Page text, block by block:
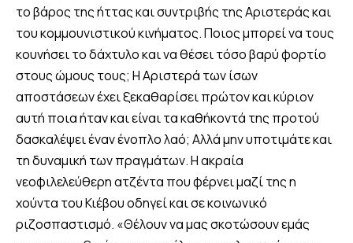
το βάρος της ήττας και συντριβής της Αριστεράς και
του κομμουνιστικού κινήματος. Ποιος μπορεί να τους
κουνήσει το δάχτυλο και να θέσει τόσο βαρύ φορτίο
στους ώμους τους; Η Αριστερά των ίσων
αποστάσεων έχει ξεκαθαρίσει πρώτον και κύριον
αυτή ποια ήταν και είναι τα καθήκοντά της προτού
δασκαλέψει έναν ένοπλο λαό; Αλλά μην υποτιμάτε και
τη δυναμική των πραγμάτων. Η ακραία
νεοφιλελεύθερη ατζέντα που φέρνει μαζί της η
χούντα του Κιέβου οδηγεί και σε κοινωνικό
ριζοσπαστισμό. «Θέλουν να μας σκοτώσουν εμάς